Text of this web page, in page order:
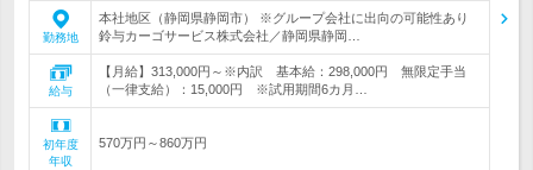
勤務地
本社地区（静岡県静岡市） ※グループ会社に出向の可能性あり
鈴与カーゴサービス株式会社／静岡県静岡…
給与
【月給】313,000円～※内訳 基本給：298,000円 無限定手当
（一律支給）：15,000円 ※試用期間6カ月…
初年度
年収
570万円～860万円